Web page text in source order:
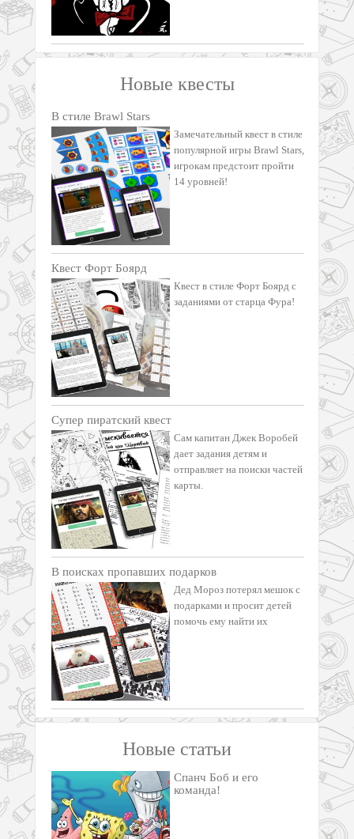
Новые квесты
В стиле Brawl Stars
Замечательный квест в стиле
популярной игры Brawl Stars,
игрокам предстоит пройти
14 уровней!
Квест Форт Боярд
Квест в стиле Форт Боярд с
заданиями от старца Фура!
Супер пиратский квест
Сам капитан Джек Воробей
дает задания детям и
отправляет на поиски частей
карты.
В поисках пропавших подарков
Дед Мороз потерял мешок с
подарками и просит детей
помочь ему найти их
Новые статьи
Спанч Боб и его
команда!